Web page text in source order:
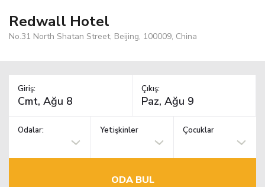
Redwall Hotel
No.31 North Shatan Street, Beijing, 100009, China
Giriş: Çıkış:
Odalar: Yetişkinler Çocuklar
ODA BUL